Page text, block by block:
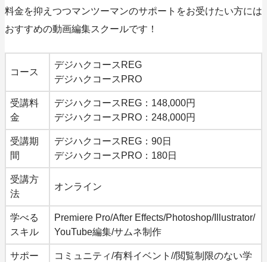
料金を抑えつつマンツーマンのサポートをお受けたい方には
おすすめの動画編集スクールです！
コース
デジハクコースREG
デジハクコースPRO
受講料
金
デジハクコースREG：148,000円
デジハクコースPRO：248,000円
受講期
間
デジハクコースREG：90日
デジハクコースPRO：180日
受講方
法
オンライン
学べる
スキル
Premiere Pro/After Effects/Photoshop/Illustrator/
YouTube編集/サムネ制作
サポー
コミュニティ/有料イベント//閲覧制限のない学